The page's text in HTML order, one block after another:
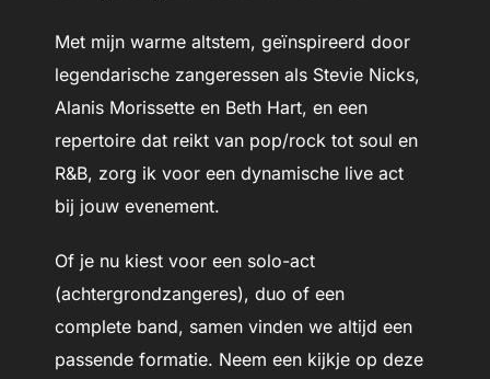
Met mijn warme altstem, geïnspireerd door
legendarische zangeressen als Stevie Nicks,
Alanis Morissette en Beth Hart, en een
repertoire dat reikt van pop/rock tot soul en
R&B, zorg ik voor een dynamische live act
bij jouw evenement.
Of je nu kiest voor een solo-act
(achtergrondzangeres), duo of een
complete band, samen vinden we altijd een
passende formatie. Neem een kijkje op deze